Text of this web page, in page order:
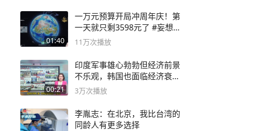
01:40
一万元预算开局冲周年庆！第
一天就只剩3598元了 #妄想山
海
11万次播放
00:21
印度军事雄心勃勃但经济前景
不乐观，韩国也面临经济衰退
风险
3万次播放
李胤志：在北京，我比台湾的
同龄人有更多选择